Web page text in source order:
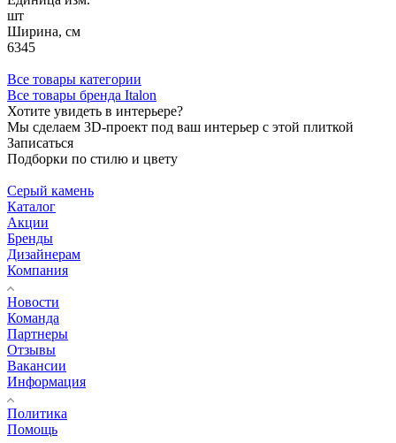
шт
Ширина, см
6345
Все товары категории
Все товары бренда Italon
Хотите увидеть в интерьере?
Мы сделаем 3D-проект под ваш интерьер с этой плиткой
Записаться
Подборки по стилю и цвету
Серый камень
Каталог
Акции
Бренды
Дизайнерам
Компания
Новости
Команда
Партнеры
Отзывы
Вакансии
Информация
Политика
Помощь